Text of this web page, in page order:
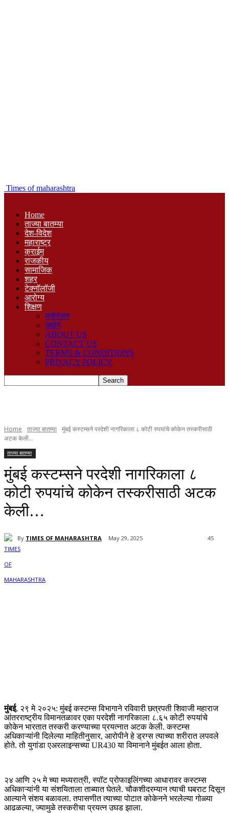
Times of maharashtra
Home
ताज्या बातम्या
देश-विदेश
महाराष्ट्र
क्राईम
राजकीय
सामाजिक
शहर
टेक्नॉलॉजी
आरोग्य
शिक्षण
मनोरंजन
उद्योग
ABOUT US
CONTACT US
TERMS & CONDITIONS
PRIVACY POLICY
Home ताज्या बातम्या मुंबई कस्टम्सने परदेशी नागरिकाला ८ कोटी रुपयांचे कोकेन तस्करीसाठी
अटक केली...
ताज्या बातम्या
मुंबई कस्टम्सने परदेशी नागरिकाला ८
कोटी रुपयांचे कोकेन तस्करीसाठी अटक
केली…
By TIMES OF MAHARASHTRA May 29, 2025 45
मुंबई, २९ मे २०२५: मुंबई कस्टम्स विभागाने रविवारी छत्रपती शिवाजी महाराज
आंतरराष्ट्रीय विमानतळावर एका परदेशी नागरिकाला ८.६५ कोटी रुपयांचे
कोकेन भारतात तस्करी करण्याच्या प्रयत्नात अटक केली. कस्टम्स
अधिकाऱ्यांनी दिलेल्या माहितीनुसार, आरोपीने हे ड्रग्स त्याच्या शरीरात लपवले
होते. तो युगांडा एअरलाइन्सच्या UR430 या विमानाने मुंबईत आला होता.
२४ आणि २५ मे च्या मध्यरात्री, स्पॉट प्रोफाइलिंगच्या आधारावर कस्टम्स
अधिकाऱ्यांनी या संशयिताला ताब्यात घेतले. चौकशीदरम्यान त्याची घबराट दिसून
आल्याने संशय बळावला. तपासणीत त्याच्या पोटात कोकेनने भरलेल्या गोळ्या
आढळल्या, ज्यामुळे तस्करीचा प्रयत्न उघड झाला.